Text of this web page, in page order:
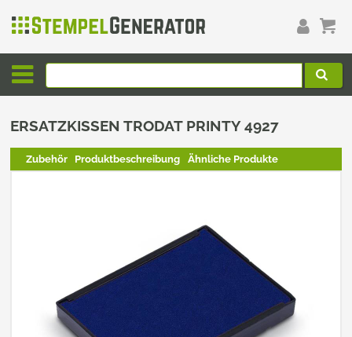
ERSATZKISSEN TRODAT PRINTY 4927
Zubehör Produktbeschreibung Ähnliche Produkte